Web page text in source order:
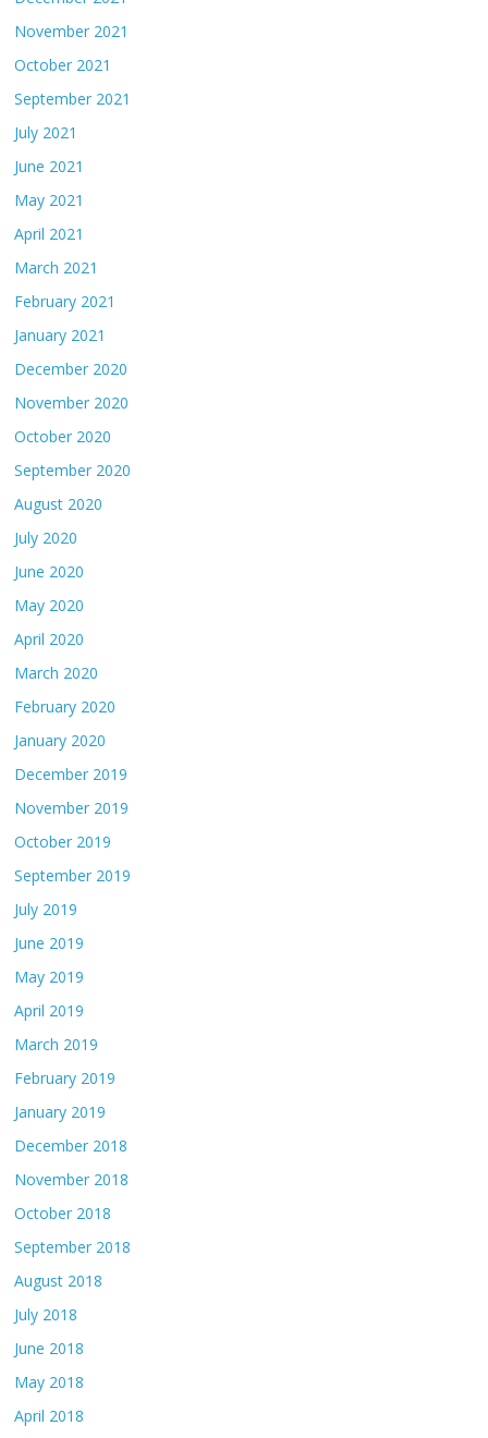
November 2021
October 2021
September 2021
July 2021
June 2021
May 2021
April 2021
March 2021
February 2021
January 2021
December 2020
November 2020
October 2020
September 2020
August 2020
July 2020
June 2020
May 2020
April 2020
March 2020
February 2020
January 2020
December 2019
November 2019
October 2019
September 2019
July 2019
June 2019
May 2019
April 2019
March 2019
February 2019
January 2019
December 2018
November 2018
October 2018
September 2018
August 2018
July 2018
June 2018
May 2018
April 2018